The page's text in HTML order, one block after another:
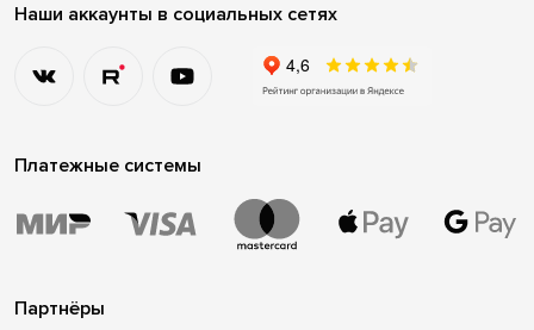
Наши аккаунты в социальных сетях
Платежные системы
Партнёры